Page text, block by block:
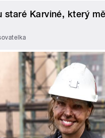
staré Karviné, který